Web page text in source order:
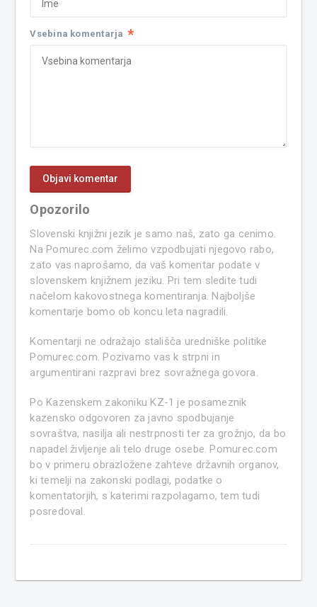
Vsebina komentarja *
Opozorilo
Slovenski knjižni jezik je samo naš, zato ga cenimo.
Na Pomurec.com želimo vzpodbujati njegovo rabo,
zato vas naprošamo, da vaš komentar podate v
slovenskem knjižnem jeziku. Pri tem sledite tudi
načelom kakovostnega komentiranja. Najboljše
komentarje bomo ob koncu leta nagradili.
Komentarji ne odražajo stališča uredniške politike
Pomurec.com. Pozivamo vas k strpni in
argumentirani razpravi brez sovražnega govora.
Po Kazenskem zakoniku KZ-1 je posameznik
kazensko odgovoren za javno spodbujanje
sovraštva, nasilja ali nestrpnosti ter za grožnjo, da bo
napadel življenje ali telo druge osebe. Pomurec.com
bo v primeru obrazložene zahteve državnih organov,
ki temelji na zakonski podlagi, podatke o
komentatorjih, s katerimi razpolagamo, tem tudi
posredoval.